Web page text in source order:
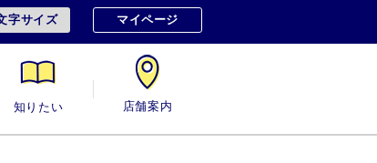
字サイズ マイページ
知りたい 店舗案内